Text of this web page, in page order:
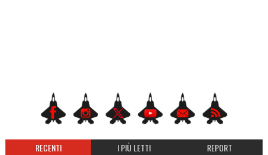
RECENTI I PIÙ LETTI REPORT